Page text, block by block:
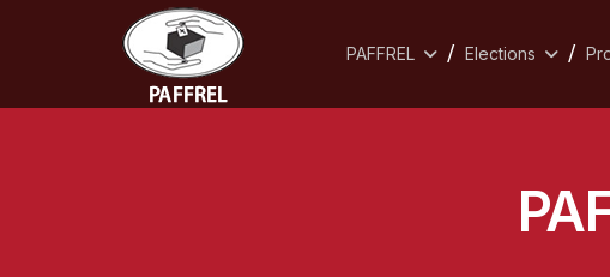
PAFFREL Elections